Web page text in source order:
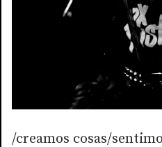
/creamos cosas/